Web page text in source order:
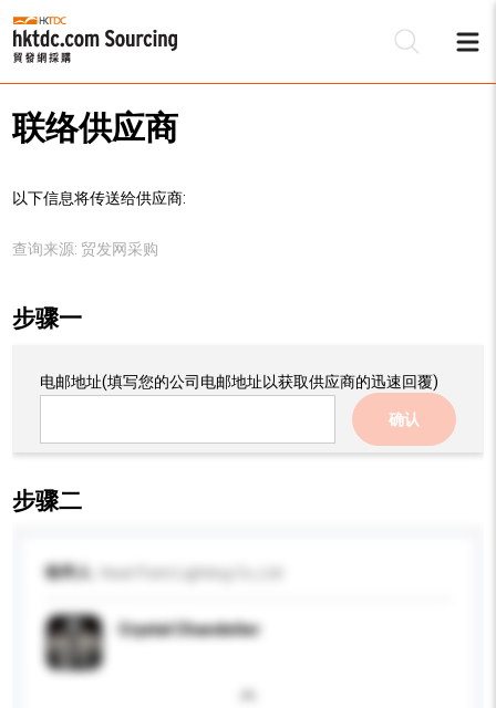
联络供应商
以下信息将传送给供应商:
查询来源: 贸发网采购
步骤一
电邮地址(填写您的公司电邮地址以获取供应商的迅速回覆)
确认
步骤二
收件人
Crystal Chandelier